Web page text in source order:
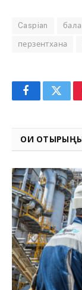
Caspian бала
перзентхана
Facebook
ОҚИ